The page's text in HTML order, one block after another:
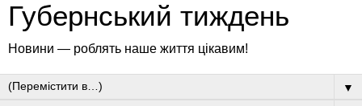
Губернський тиждень
Новини — роблять наше життя цікавим!
▼